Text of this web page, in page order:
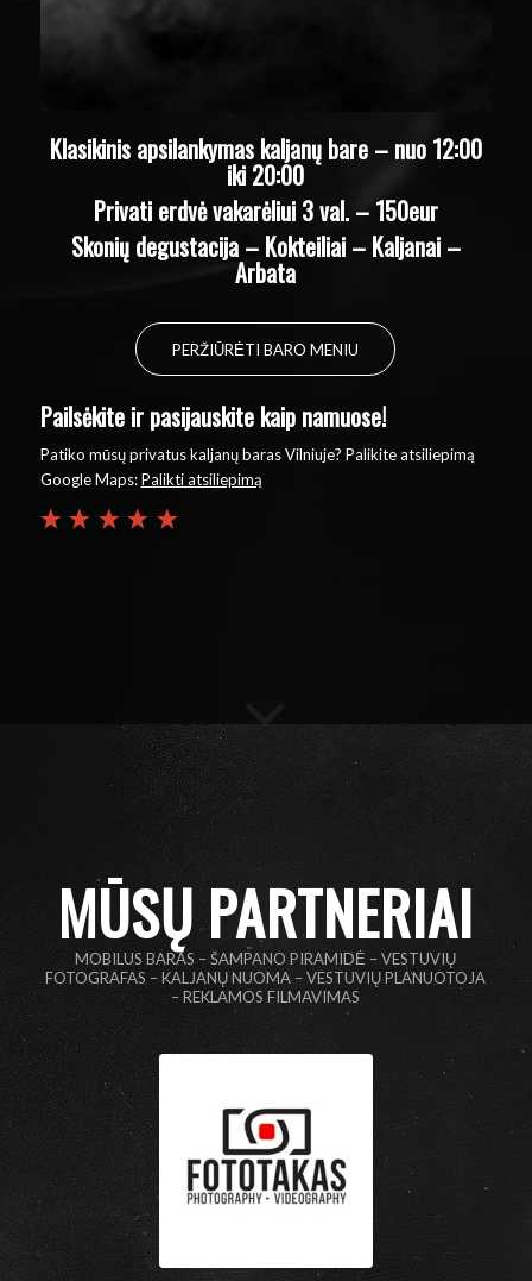
Klasikinis apsilankymas kaljanų bare – nuo 12:00
iki 20:00
Privati erdvė vakarėliui 3 val. – 150eur
Skonių degustacija – Kokteiliai – Kaljanai –
Arbata
PERŽIŪRĖTI BARO MENIU
Pailsėkite ir pasijauskite kaip namuose!
Patiko mūsų privatus kaljanų baras Vilniuje? Palikite atsiliepimą
Google Maps:Palikti atsiliepimą
MŪSŲ PARTNERIAI
MOBILUS BARAS – ŠAMPANO PIRAMIDĖ – VESTUVIŲ
FOTOGRAFAS – KALJANŲ NUOMA – VESTUVIŲ PLANUOTOJA
– REKLAMOS FILMAVIMAS